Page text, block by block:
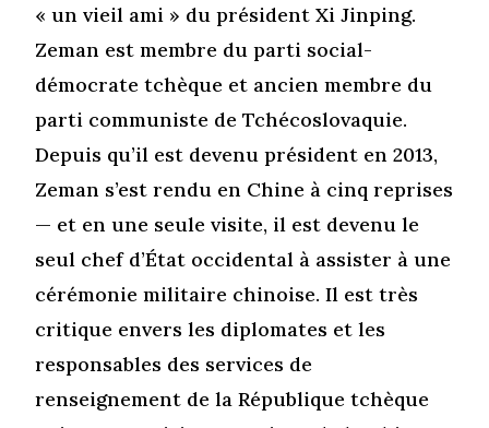
« un vieil ami » du président Xi Jinping.
Zeman est membre du parti social-
démocrate tchèque et ancien membre du
parti communiste de Tchécoslovaquie.
Depuis qu’il est devenu président en 2013,
Zeman s’est rendu en Chine à cinq reprises
­­— et en une seule visite, il est devenu le
seul chef d’État occidental à assister à une
cérémonie militaire chinoise. Il est très
critique envers les diplomates et les
responsables des services de
renseignement de la République tchèque